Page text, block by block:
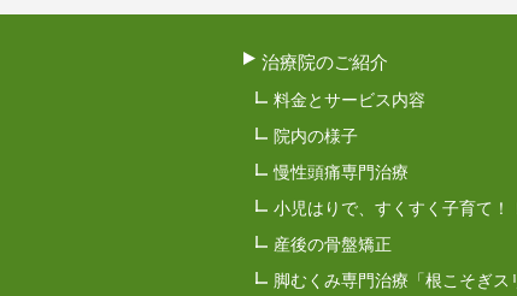
治療院のご紹介
料金とサービス内容
院内の様子
慢性頭痛専門治療
小児はりで、すくすく子育て！
産後の骨盤矯正
脚むくみ専門治療「根こそぎス